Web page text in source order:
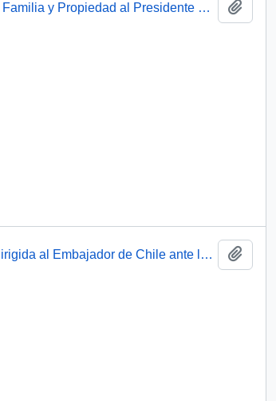
[Correspondencia de la Sociedad Chilena de Tradición, Familia y Propiedad al Presidente Patricio Aylwin Azócar]
[Carta de respuesta del Jefe de Gabinete Presidencial dirigida al Embajador de Chile ante la Organización de Estados Americanos]